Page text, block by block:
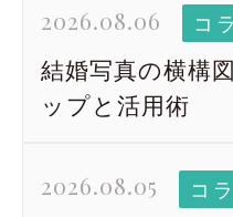
2026.08.06 コ
結婚写真の横構
ップと活用術
2026.08.05 コ